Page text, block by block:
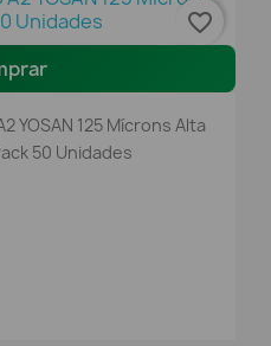
YOSAN 125 Mícrons Alta
50 Unidades
favorite_border